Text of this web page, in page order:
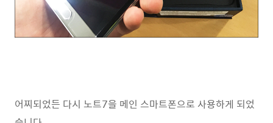
어찌되었든 다시 노트7을 메인 스마트폰으로 사용하게 되었